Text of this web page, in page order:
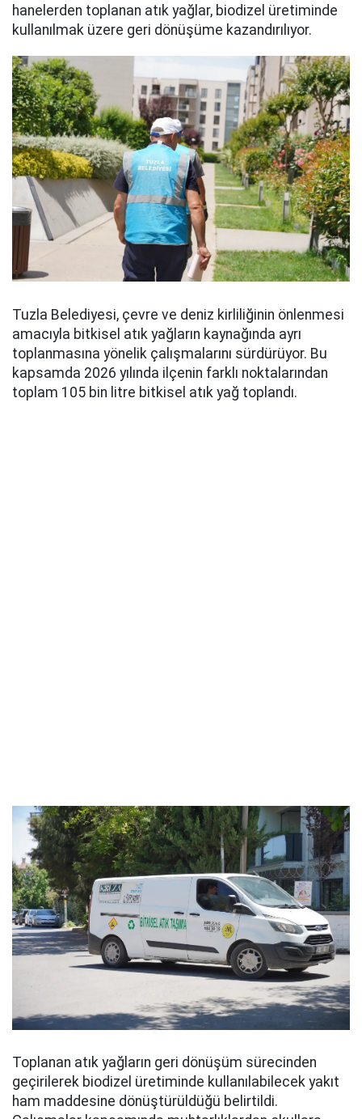
hanelerden toplanan atık yağlar, biodizel üretiminde
kullanılmak üzere geri dönüşüme kazandırılıyor.
Tuzla Belediyesi, çevre ve deniz kirliliğinin önlenmesi
amacıyla bitkisel atık yağların kaynağında ayrı
toplanmasına yönelik çalışmalarını sürdürüyor. Bu
kapsamda 2026 yılında ilçenin farklı noktalarından
toplam 105 bin litre bitkisel atık yağ toplandı.
Toplanan atık yağların geri dönüşüm sürecinden
geçirilerek biodizel üretiminde kullanılabilecek yakıt
ham maddesine dönüştürüldüğü belirtildi.